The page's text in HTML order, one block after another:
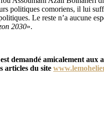
politiques comoriens, il lui
Le reste n’a aucune
2030».
demandé amicalement aux
articles du site